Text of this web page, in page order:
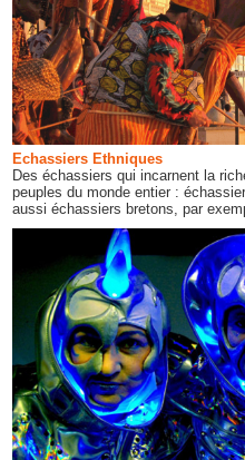
Echassiers Ethniques
Des échassiers qui incarnent la
peuples du monde entier :
aussi échassiers bretons, par